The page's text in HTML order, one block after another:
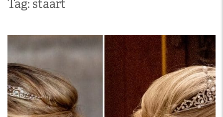
Tag: staart